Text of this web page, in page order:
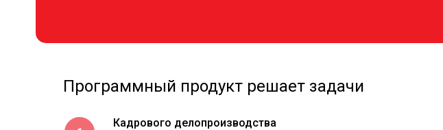
Программный продукт решает задачи
Кадрового делопроизводства